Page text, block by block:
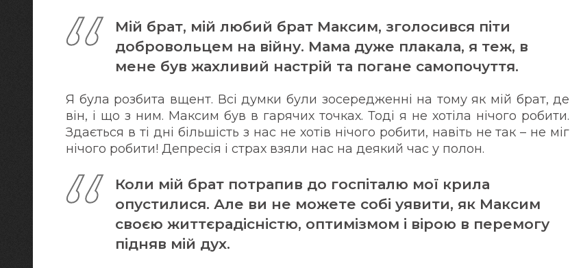
Мій брат, мій любий брат Максим, зголосився піти
добровольцем на війну. Мама дуже плакала, я теж, в
мене був жахливий настрій та погане самопочуття.
Я була розбита вщент. Всі думки були зосередженні на тому як мій брат, де
він, і що з ним. Максим був в гарячих точках. Тоді я не хотіла нічого робити.
Здається в ті дні більшість з нас не хотів нічого робити, навіть не так – не міг
нічого робити! Депресія і страх взяли нас на деякий час у полон.
Коли мій брат потрапив до госпіталю мої крила
опустилися. Але ви не можете собі уявити, як Максим
своєю життєрадісністю, оптимізмом і вірою в перемогу
підняв мій дух.